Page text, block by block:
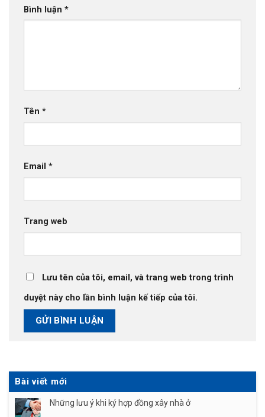
Bình luận *
Tên *
Email *
Trang web
Lưu tên của tôi, email, và trang web trong trình
duyệt này cho lần bình luận kế tiếp của tôi.
Bài viết mới
Những lưu ý khi ký hợp đồng xây nhà ở